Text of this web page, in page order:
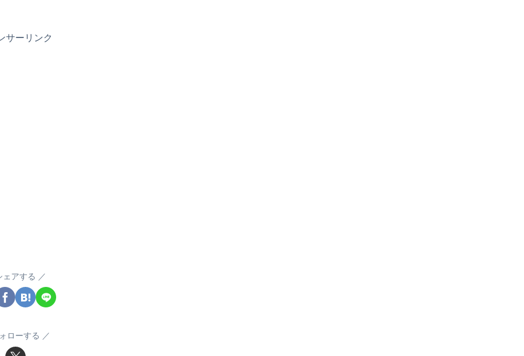
サーリンク
ェアする
ローする